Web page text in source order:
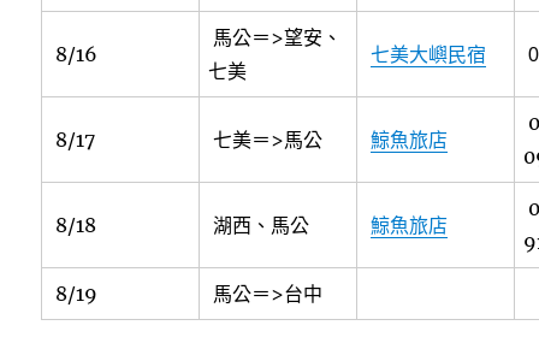
8/16
馬公＝>望安、
七美
七美大嶼民宿
8/17 七美＝>馬公 鯨魚旅店
8/18 湖西、馬公 鯨魚旅店
8/19 馬公＝>台中